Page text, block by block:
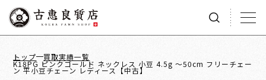
トップ 買取実績一覧
K18PG ピンクゴールド ネックレス 小豆 4.5g ～50cm フリーチェー
ン 平小豆チェーン レディース【中古】